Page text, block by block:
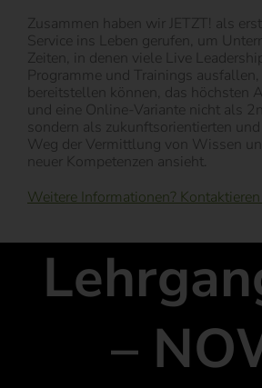
Zusammen haben wir JETZT! als
Service ins Leben gerufen, um
Zeiten, in denen viele Live
Programme und Trainings
bereitstellen können, das höchsten
und eine Online-Variante nicht als
sondern als zukunftsorientierten und
Weg der Vermittlung von Wissen
neuer Kompetenzen ansieht.
Weitere Informationen?
–